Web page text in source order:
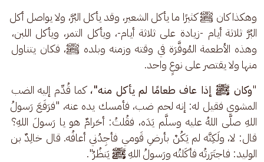
وهكذا كان ﷺ كثيرًا ما يأكل الشعير، وقد يأكل البُرَّ، ولا يواصل أكل
البُرَّ ثلاثة أيام -زيادة على ثلاثة أيام-، ويأكل التمر، ويأكل اللبن،
وهذه الأطعمة المُوفَّرَة في وقته وزمنه وبلده ﷺ، فكان يتناول
منها ولا يقتصر على نوعٍ واحد.
"وكان ﷺ إذا عاف طعامًا لم يأكل منه"، كما قُدِّم إليه الضب
المشوي فقيل له: إنه لحم ضب، فأمسك يده عنه، "فرَفَعَ رَسولُ
اللهِ صلَّى اللهُ عليه وسلَّم يَدَه، فقُلتُ: أحَرامٌ هو يا رَسولَ اللهِ؟
قال: لا، ولَكِنَّه لم يَكُنْ بأرضِ قَومي فأجِدُني أعافُه. قال خالِدٌ بن
الوليد: فاجتَرَرتُه فأكَلتُه ورَسولُ اللهِ ﷺ يَنظُرُ".